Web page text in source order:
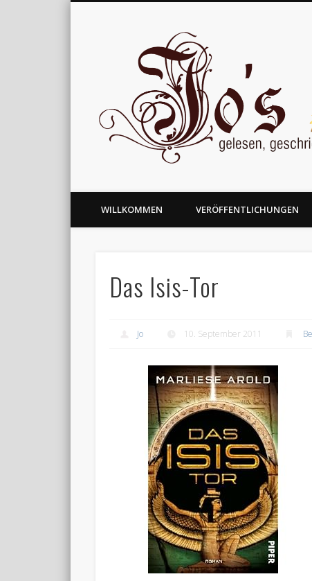
gelesen, geschrieben und nachgedacht
WILLKOMMEN VERÖFFENTLICHUNGEN
Das Isis-Tor
Jo 10. September 2011